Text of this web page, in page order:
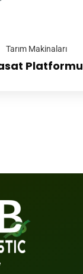
Tarım Makinaları
Platformu